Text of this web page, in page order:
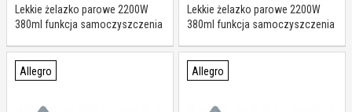
Lekkie żelazko parowe 2200W
380ml funkcja samoczyszczenia
Lekkie żelazko parowe 2200W
380ml funkcja samoczyszczenia
Allegro Allegro